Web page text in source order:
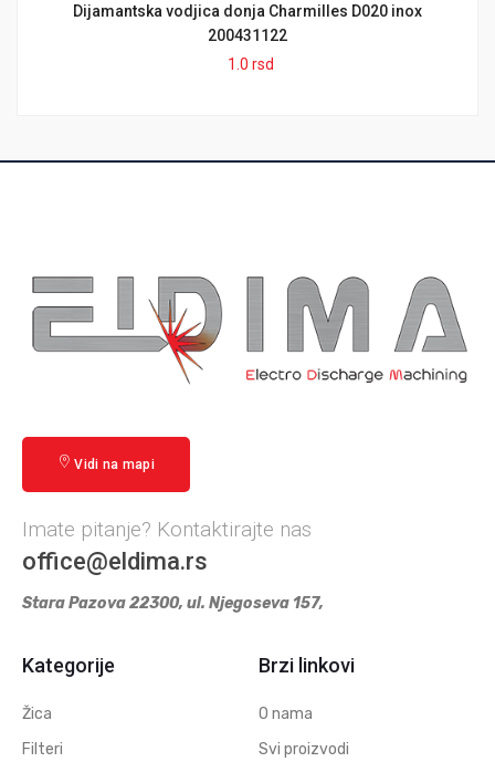
Dijamantska vodjica donja Charmilles D020 inox
200431122
1.0 rsd
Vidi na mapi
Imate pitanje? Kontaktirajte nas
office@eldima.rs
Stara Pazova 22300, ul. Njegoseva 157,
Kategorije
Žica
Filteri
Brzi linkovi
O nama
Svi proizvodi